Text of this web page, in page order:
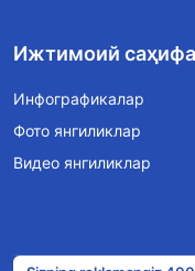
Ижтимоий
Инфографикалар
Фото янгиликлар
Видео янгиликлар